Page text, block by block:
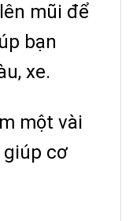
mũi để
bạn
xe.
một vài
cơ